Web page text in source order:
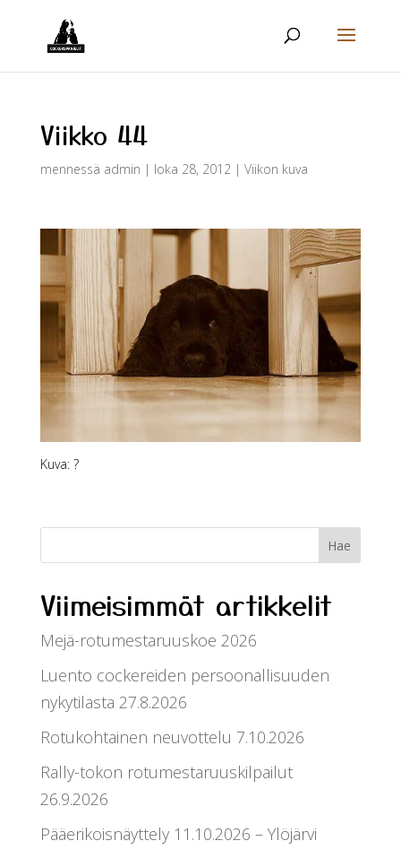
Viikko 44
mennessä admin | loka 28, 2012| Viikon kuva
Kuva: ?
Viimeisimmät artikkelit
Mejä-rotumestaruuskoe 2026
Luento cockereiden persoonallisuuden
nykytilasta 27.8.2026
Rotukohtainen neuvottelu 7.10.2026
Rally-tokon rotumestaruuskilpailut
26.9.2026
Pääerikoisnäyttely 11.10.2026 – Ylöjärvi